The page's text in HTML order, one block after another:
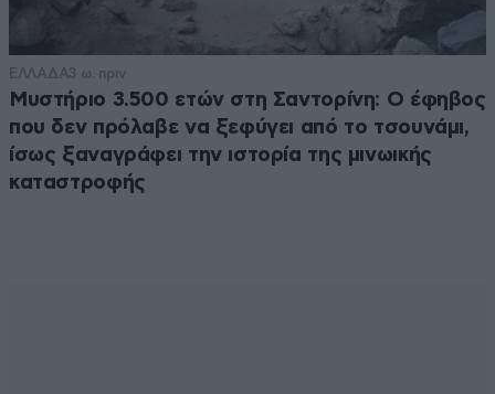
ΕΛΛΑΔΑ3 ω. πριν
Μυστήριο 3.500 ετών στη Σαντορίνη: Ο έφηβος
που δεν πρόλαβε να ξεφύγει από το τσουνάμι,
ίσως ξαναγράφει την ιστορία της μινωικής
καταστροφής